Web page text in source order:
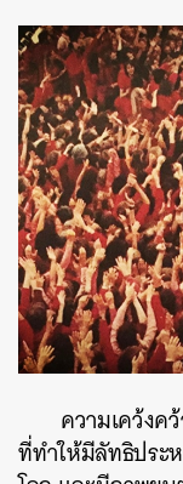
ความเคว้งค
ที่ทำให้มีลัทธิประ